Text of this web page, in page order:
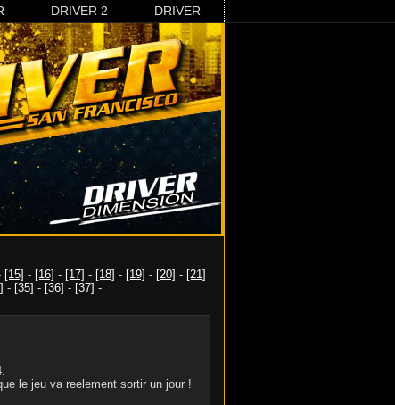
DRIVER
DRIVER 2
[15] - [16] - [17] - [18] - [19] - [20] - [21]
- [35] - [36] - [37] -
le jeu va reelement sortir un jour !